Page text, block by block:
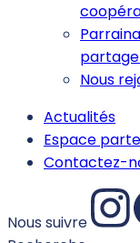
Nous
Actualités
Espace
Contactez-
Nous suivre